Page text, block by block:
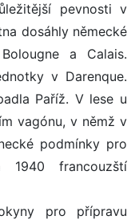
pevnosti v
dosáhly německé
a Calais.
v Darenque.
Paříž. V lese u
vagónu, v němž v
podmínky pro
1940 francouzští
pro přípravu